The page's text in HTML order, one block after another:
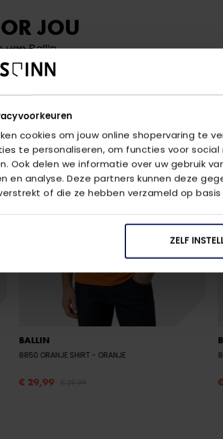
cookies om jouw online shopervaring te
te personaliseren, om functies voor
Ook delen we informatie over uw gebruik
en analyse. Deze partners kunnen deze
of die ze hebben verzameld op basis
ZELF
JOU
van Ballin
BALLIN
8850 ORANJE SHIRT - ORANJE
€ 29,99